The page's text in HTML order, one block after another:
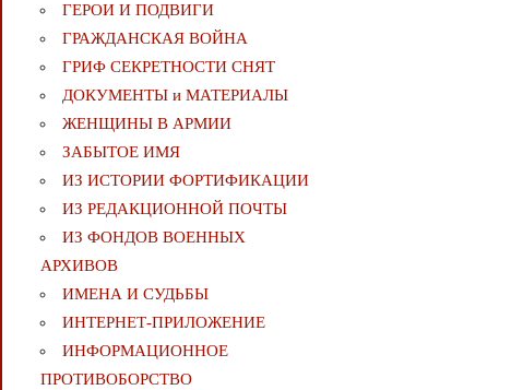
ГЕРОИ И ПОДВИГИ
ГРАЖДАНСКАЯ ВОЙНА
ГРИФ СЕКРЕТНОСТИ СНЯТ
ДОКУМЕНТЫ и МАТЕРИАЛЫ
ЖЕНЩИНЫ В АРМИИ
ЗАБЫТОЕ ИМЯ
ИЗ ИСТОРИИ ФОРТИФИКАЦИИ
ИЗ РЕДАКЦИОННОЙ ПОЧТЫ
ИЗ ФОНДОВ ВОЕННЫХ
АРХИВОВ
ИМЕНА И СУДЬБЫ
ИНТЕРНЕТ-ПРИЛОЖЕНИЕ
ИНФОРМАЦИОННОЕ
ПРОТИВОБОРСТВО